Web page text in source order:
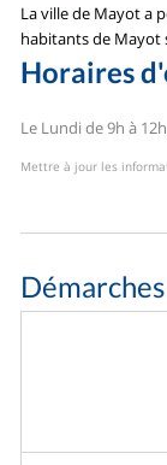
La ville de Mayot a
habitants de Mayot
Horaires
Le Lundi de 9h à
Mettre à jour les